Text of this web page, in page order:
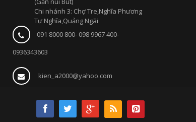
Chi nhánh 3: Chợ Tre,Nghĩa Phương
Tư Nghĩa,Quảng Ngãi
091 8000 800- 098 9967 400-
0936343603
kien_a2000@yahoo.com